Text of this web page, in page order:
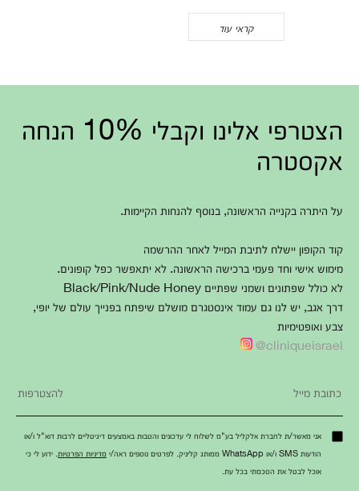
קראי עוד
הצטרפי אלינו וקבלי 10% הנחה
אקסטרה
על היתרה בקנייה הראשונה, בנוסף להנחות הקיימות.
קוד הקופון יישלח לתיבת המייל לאחר ההרשמה
מימוש אישי וחד פעמי ברכישה הראשונה. לא יתאפשר כפל קופונים.
לא כולל שפתונים ושמני שפתיים Black/Pink/Nude Honey
דרך אגב, יש לנו גם עמוד אינסטגרם מושלם שיפתח בפנייך עולם של יופי,
צבע ואופטימיות
cliniqueisrael@
אני מאשר/ת לחברת אלקליל בע"מ לשלוח לי עדכונים והטבות באמצעים דיגיטליים לרבות דוא"ל ו/או
הודעות SMS ו/או WhatsApp ממותג קליניק. לפרטים נוספים ראה/י
מדיניות הפרטיות . ידוע לי כי
אוכל לבטל את הסכמתי בכל עת.